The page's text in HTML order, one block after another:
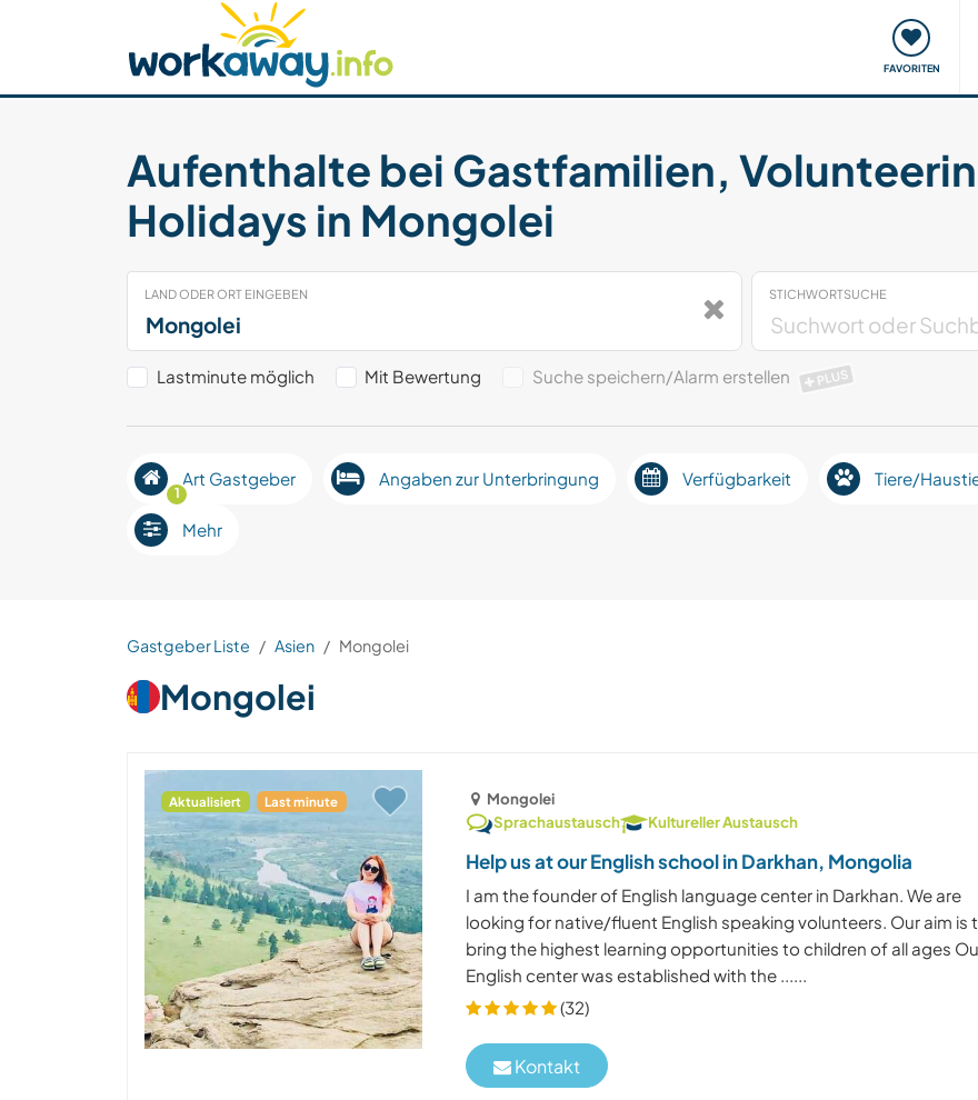
FAVORITEN
Host finden Reisepartner finden Reisen & Lernen
Sicherheit
Aufenthalte bei Gastfamilien,
Holidays in Mongolei
LAND ODER ORT EINGEBEN STICHWORTSUCHE
Lastminute möglich Mit Bewertung Suche speichern/Alarm erstellen PLUS
Art Gastgeber
1
Angaben zur Unterbringung Verfügbarkeit Tiere/
Mehr
Gastgeber Liste Asien Mongolei
Mongolei
Aktualisiert Last minute
Mongolei
Sprachaustausch
Kultureller Austausch
Help us at our English school in Darkhan, Mongolia
I am the founder of English language center in Darkhan. We are
looking for native/fluent English speaking volunteers. Our aim is
bring the highest learning opportunities to children of all ages
English center was established with the ......
(32)
Kontakt